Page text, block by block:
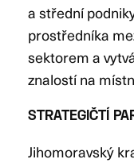
a střední
prostředníka
sektorem a
znalostí na
STRATEGIČTÍ
Jihomoravský